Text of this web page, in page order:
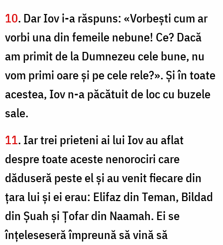
10. Dar Iov i-a răspuns: «Vorbeşti cum ar
vorbi una din femeile nebune! Ce? Dacă
am primit de la Dumnezeu cele bune, nu
vom primi oare şi pe cele rele?». Şi în toate
acestea, Iov n-a păcătuit de loc cu buzele
sale.
11. Iar trei prieteni ai lui Iov au aflat
despre toate aceste nenorociri care
dăduseră peste el şi au venit fiecare din
ţara lui şi ei erau: Elifaz din Teman, Bildad
din Şuah şi Ţofar din Naamah. Ei se
înţeleseseră împreună să vină să